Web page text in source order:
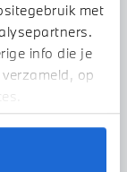
met
info die je
op